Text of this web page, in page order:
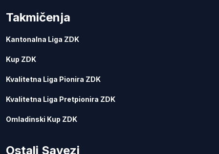
Takmičenja
Kantonalna Liga ZDK
Kup ZDK
Kvalitetna Liga Pionira ZDK
Kvalitetna Liga Pretpionira ZDK
Omladinski Kup ZDK
Ostali Savezi